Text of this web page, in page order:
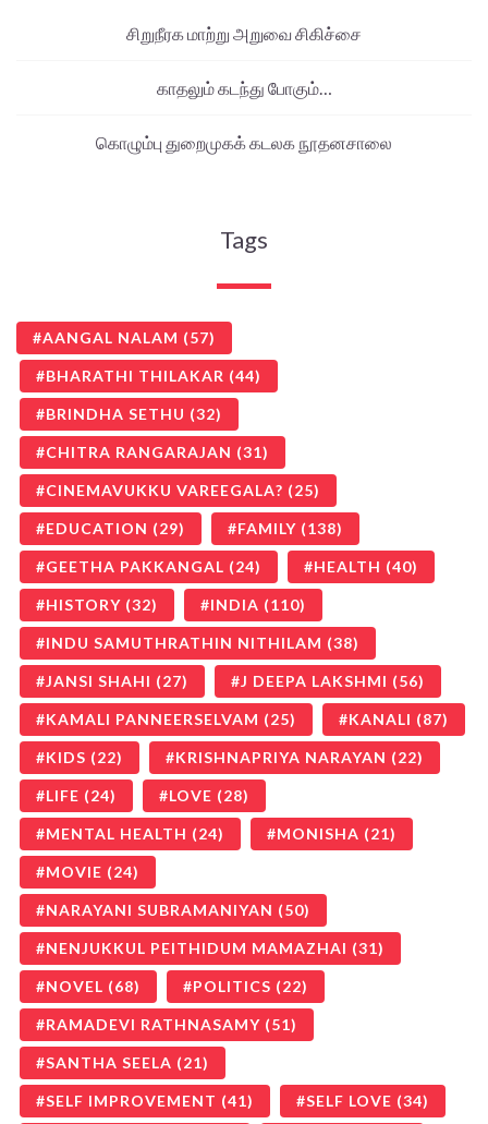
சிறுநீரக மாற்று அறுவை சிகிச்சை
காதலும் கடந்து போகும்…
கொழும்பு துறைமுகக் கடலக நூதனசாலை
Tags
AANGAL NALAM (57)
BHARATHI THILAKAR (44)
BRINDHA SETHU (32)
CHITRA RANGARAJAN (31)
CINEMAVUKKU VAREEGALA? (25)
EDUCATION (29) FAMILY (138)
GEETHA PAKKANGAL (24) HEALTH (40)
HISTORY (32) INDIA (110)
INDU SAMUTHRATHIN NITHILAM (38)
JANSI SHAHI (27) J DEEPA LAKSHMI (56)
KAMALI PANNEERSELVAM (25) KANALI (87)
KIDS (22) KRISHNAPRIYA NARAYAN (22)
LIFE (24) LOVE (28)
MENTAL HEALTH (24) MONISHA (21)
MOVIE (24)
NARAYANI SUBRAMANIYAN (50)
NENJUKKUL PEITHIDUM MAMAZHAI (31)
NOVEL (68) POLITICS (22)
RAMADEVI RATHNASAMY (51)
SANTHA SEELA (21)
SELF IMPROVEMENT (41) SELF LOVE (34)